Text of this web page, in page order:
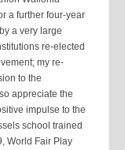
a further four-year
a very large
re-elected
my re-
to the
appreciate the
impulse to the
school trained
World Fair Play